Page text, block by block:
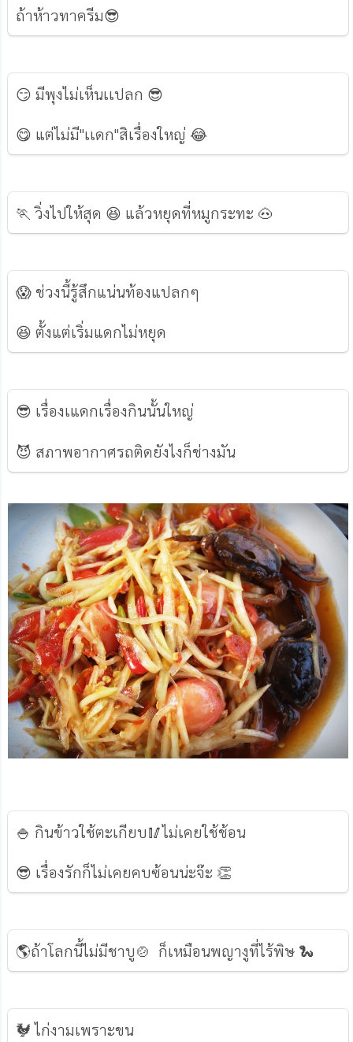
ถ้าห้าวทาครีม😎
😏 มีพุงไม่เห็นเเปลก 😎
😋 แต่ไม่มี"เเดก"สิเรื่องใหญ่ 😂
🏃 วิ่งไปให้สุด 😆 แล้วหยุดที่หมูกระทะ 🐽
😱 ช่วงนี้รู้สึกแน่นท้องแปลกๆ
😆 ตั้งแต่เริ่มแดกไม่หยุด
😎 เรื่องเแดกเรื่องกินนั้นใหญ่
😈 สภาพอากาศรถติดยังไงก็ช่างมัน
🍚 กินข้าวใช้ตะเกียบ🥢ไม่เคยใช้ช้อน
😎 เรื่องรักก็ไม่เคยคบซ้อนน่ะจ๊ะ 👏
🌎ถ้าโลกนี้ไม่มีชาบู🍲 ก็เหมือนพญางูที่ไร้พิษ 🐍
🐓 ไก่งามเพราะขน